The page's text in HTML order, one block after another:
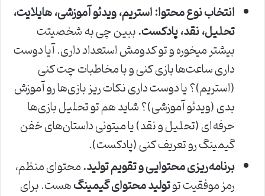
انتخاب نوع محتوا: استریم، ویدئو آموزشی، هایلایت،
تحلیل، نقد، پادکست.ببین چی به شخصیتت
بیشتر میخوره و تو کدومش استعداد داری. آیا دوست
داری ساعت‌ها بازی کنی و با مخاطبات چت کنی
(استریم)؟ یا دوست داری نکات ریز بازی‌ها رو آموزش
بدی (ویدئو آموزشی)؟ شاید هم تو تحلیل بازی‌ها
حرفه‌ای (تحلیل و نقد) یا میتونی داستان‌های خفن
گیمینگ رو تعریف کنی (پادکست).
برنامه‌ریزی محتوایی و تقویم تولید.محتوای منظم،
رمز موفقیت توتولید محتوای گیمینگهست. برای